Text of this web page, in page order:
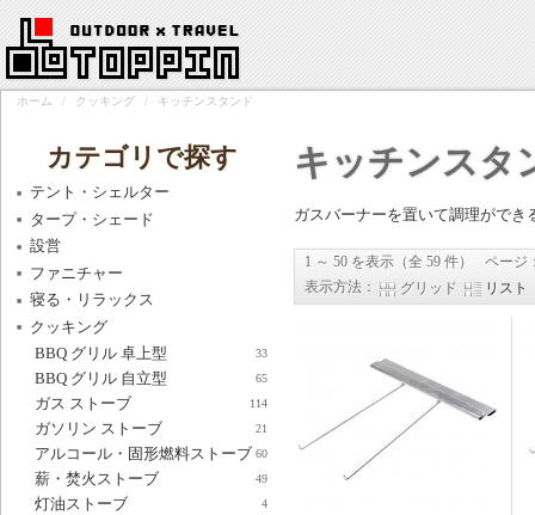
ホーム / クッキング / キッチンスタンド
キッチンスタ
ガスバーナーを置いて調理ができ
1 ～ 50 を表示（全 59 件）
ページ
表示方法：
グリッド リスト
カテゴリで探す
テント・シェルター
タープ・シェード
設営
ファニチャー
寝る・リラックス
クッキング
BBQ グリル 卓上型
33
BBQ グリル 自立型 65
ガス ストーブ 114
ガソリン ストーブ 21
アルコール・固形燃料ストーブ 60
薪・焚火ストーブ 49
灯油ストーブ 4